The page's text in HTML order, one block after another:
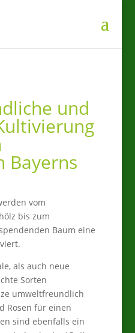
und
Bayerns
vom
bis zum
Baum eine
als auch neue
Sorten
umweltfreundlich
Rosen für einen
sind ebenfalls ein